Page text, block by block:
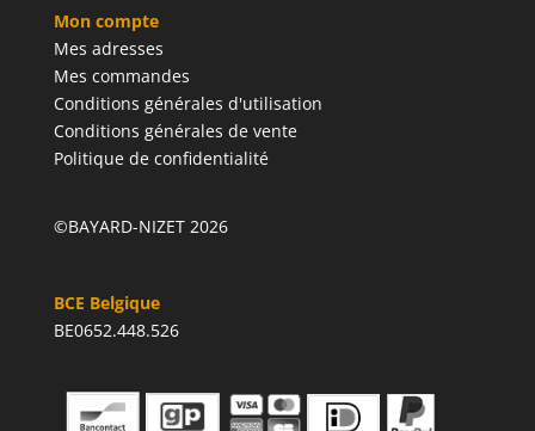
Mon compte
Mes adresses
Mes commandes
Conditions générales d'utilisation
Conditions générales de vente
Politique de confidentialité
©BAYARD-NIZET 2026
BCE Belgique
BE0652.448.526